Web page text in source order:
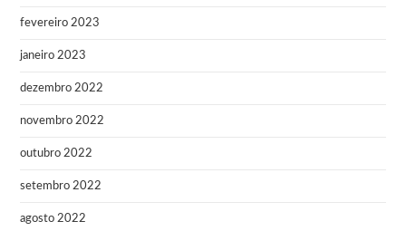
fevereiro 2023
janeiro 2023
dezembro 2022
novembro 2022
outubro 2022
setembro 2022
agosto 2022